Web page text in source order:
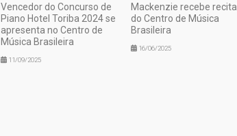
Vencedor do Concurso de
Piano Hotel Toriba 2024 se
apresenta no Centro de
Música Brasileira
11/09/2025
Mackenzie recebe recital
do Centro de Música
Brasileira
16/06/2025